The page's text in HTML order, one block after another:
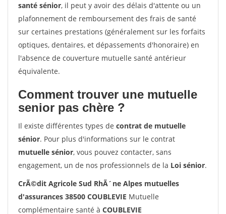
santé sénior, il peut y avoir des délais d'attente ou un
plafonnement de remboursement des frais de santé
sur certaines prestations (généralement sur les forfaits
optiques, dentaires, et dépassements d'honoraire) en
l'absence de couverture mutuelle santé antérieur
équivalente.
Comment trouver une mutuelle
senior pas chère ?
Il existe différentes types de contrat de mutuelle
sénior. Pour plus d'informations sur le contrat
mutuelle sénior, vous pouvez contacter, sans
engagement, un de nos professionnels de la Loi sénior.
CrÃ©dit Agricole Sud RhÃ´ne Alpes mutuelles
d'assurances 38500 COUBLEVIE Mutuelle
complémentaire santé à COUBLEVIE